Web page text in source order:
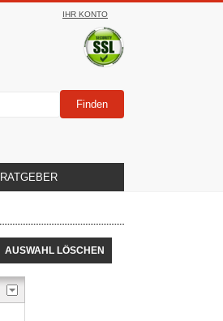
IHR KONTO
RATGEBER
AUSWAHL LÖSCHEN